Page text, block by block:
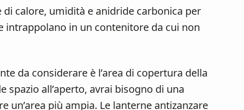
calore, umidità e anidride carbonica per
intrappolano in un contenitore da cui non
da considerare è l’area di copertura della
spazio all’aperto, avrai bisogno di una
un’area più ampia. Le lanterne antizanzare